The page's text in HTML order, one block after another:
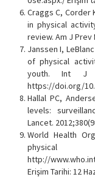
Craggs C, Corder
in physical
review. Am J Prev
Janssen I,
of physical
youth. Int J
https://doi.org/
Hallal PC,
levels:
Lancet.
World Health
http://
Erişim Tarihi: 12